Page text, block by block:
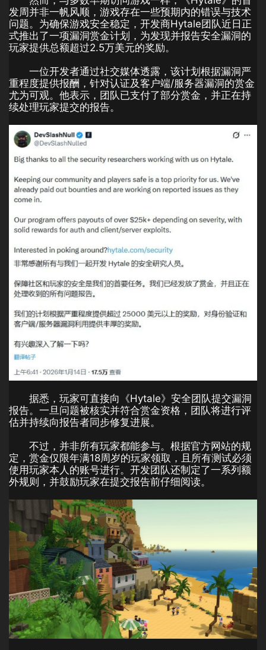
发周并非一帆风顺，游戏存在一些预期内的错误与技术
问题。为确保游戏安全稳定，开发商Hytale团队近日正
式推出了一项漏洞赏金计划，为发现并报告安全漏洞的
玩家提供总额超过2.5万美元的奖励。
一位开发者通过社交媒体透露，该计划根据漏洞严
重程度提供报酬，针对认证及客户端/服务器漏洞的赏金
尤为可观。他表示，团队已支付了部分赏金，并正在持
续处理玩家提交的报告。
据悉，玩家可直接向《Hytale》安全团队提交漏洞
报告。一旦问题被核实并符合赏金资格，团队将进行评
估并持续向报告者同步修复进展。
不过，并非所有玩家都能参与。根据官方网站的规
定，赏金仅限年满18周岁的玩家领取，且所有测试必须
使用玩家本人的账号进行。开发团队还制定了一系列额
外规则，并鼓励玩家在提交报告前仔细阅读。